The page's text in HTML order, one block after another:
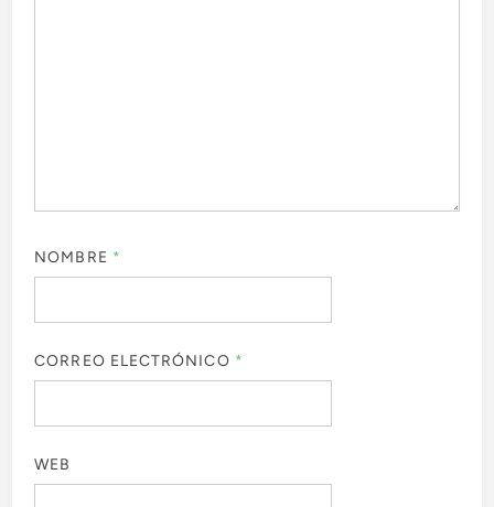
NOMBRE *
CORREO ELECTRÓNICO *
WEB